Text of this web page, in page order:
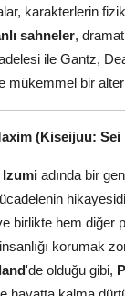
karakterlerin
sahneler,
ile Gantz,
mükemmel bir
(Kiseijuu:
adında bir
birlikte hem diğer
korumak
'de olduğu gibi,